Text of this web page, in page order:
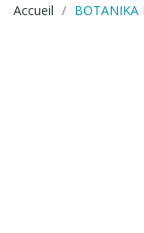
Accueil BOTANIKA